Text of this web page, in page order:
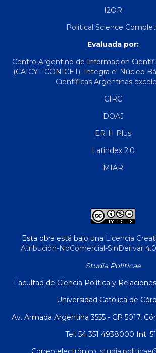
I2OR
Political Science
Evaluada por:
Centro Argentino de Información
(CAICYT-CONICET). Integra el Núcleo
Científicas Argentinas
CIRC
DOAJ
ERIH Plus
Latindex 2.0
MIAR
Esta obra está bajo una Licencia
Atribución-NoComercial-SinDerivar
Studia Politicae
Facultad de Ciencia Política y
Universidad Católica de
Av. Armada Argentina 3555 - CP 5017,
Tel. 54 351 4938000 Int.